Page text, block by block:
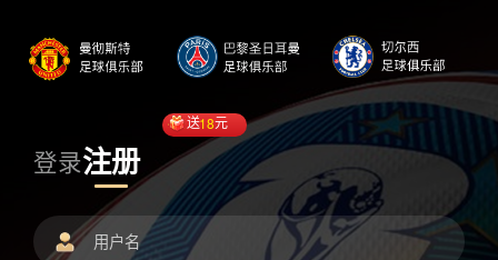
登录注册
送18元